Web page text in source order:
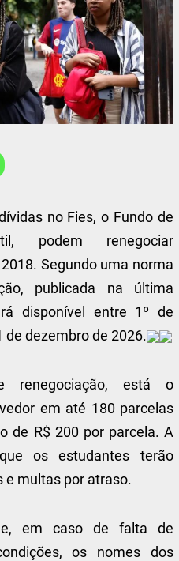
no Fies, o Fundo de
podem renegociar
Segundo uma norma
publicada na última
disponível entre 1º de
de dezembro de 2026.
renegociação, está o
em até 180 parcelas
de R$ 200 por parcela. A
os estudantes terão
e multas por atraso.
em caso de falta de
os nomes dos